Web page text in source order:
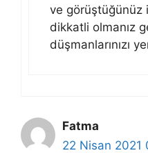
ve görüştüğünüz
dikkatli olmanız
düşmanlarınızı
Fatma
22 Nisan 2021